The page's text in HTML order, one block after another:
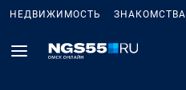
НЕДВИЖИМОСТЬ ЗНАКОМСТВА